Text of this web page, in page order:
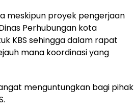
meskipun proyek pengerjaan
Perhubungan kota
KBS sehingga dalam rapat
mana koordinasi yang
menguntungkan bagi pihak